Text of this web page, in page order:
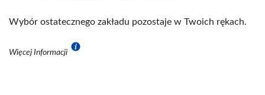
Wybór ostatecznego zakładu pozostaje w Twoich rękach.
Więcej Informacji